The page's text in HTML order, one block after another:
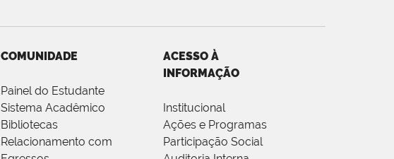
COMUNIDADE
Painel do Estudante
Sistema Acadêmico
Bibliotecas
Relacionamento com
ACESSO À
INFORMAÇÃO
Institucional
Ações e Programas
Participação Social